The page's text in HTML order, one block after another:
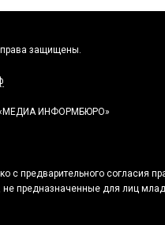
защищены.
ИНФОРМБЮРО»
с предварительного согласия
предназначенные для лиц